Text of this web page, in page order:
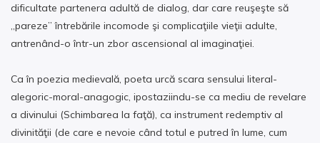
dificultate partenera adultă de dialog, dar care reuşeşte să
„pareze” întrebările incomode şi complicaţiile vieţii adulte,
antrenând-o într-un zbor ascensional al imaginaţiei.
Ca în poezia medievală, poeta urcă scara sensului literal-
alegoric-moral-anagogic, ipostaziindu-se ca mediu de revelare
a divinului (Schimbarea la faţă), ca instrument redemptiv al
divinităţii (de care e nevoie când totul e putred în lume, cum